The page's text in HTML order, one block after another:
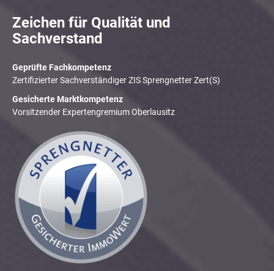
Zeichen für Qualität und
Sachverstand
Geprüfte Fachkompetenz
Zertifizierter Sachverständiger ZIS Sprengnetter Zert(S)
Gesicherte Marktkompetenz
Vorsitzender Expertengremium Oberlausitz